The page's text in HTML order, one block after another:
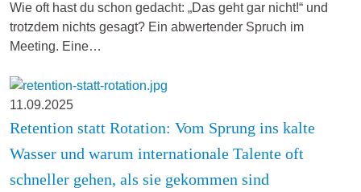
Wie oft hast du schon gedacht: „Das geht gar nicht!“ und
trotzdem nichts gesagt? Ein abwertender Spruch im
Meeting. Eine…
11.09.2025
Retention statt Rotation: Vom Sprung ins kalte
Wasser und warum internationale Talente oft
schneller gehen, als sie gekommen sind